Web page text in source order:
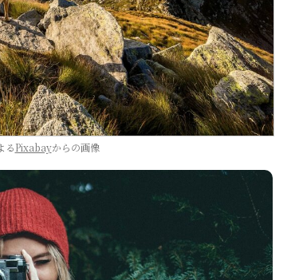
るPixabayからの画像